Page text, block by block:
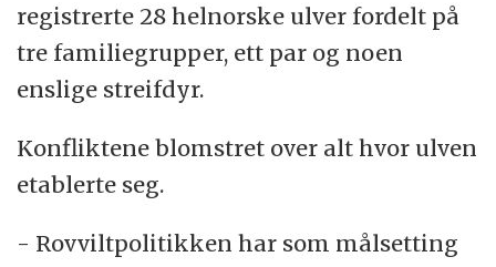
registrerte 28 helnorske ulver fordelt på
tre familiegrupper, ett par og noen
enslige streifdyr.
Konfliktene blomstret over alt hvor ulven
etablerte seg.
- Rovviltpolitikken har som målsetting